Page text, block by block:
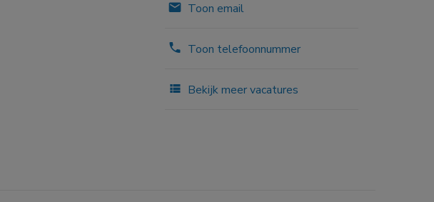
Toon email
Toon telefoonnummer
Bekijk meer vacatures